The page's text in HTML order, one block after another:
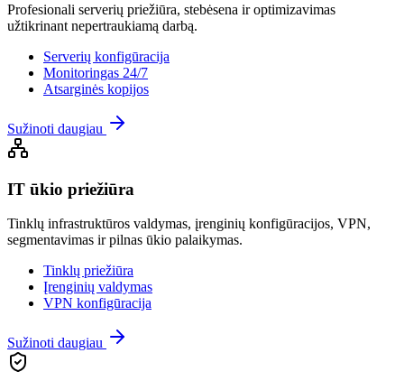
Profesionali serverių priežiūra, stebėsena ir optimizavimas
užtikrinant nepertraukiamą darbą.
Serverių konfigūracija
Monitoringas 24/7
Atsarginės kopijos
Sužinoti daugiau
IT ūkio priežiūra
Tinklų infrastruktūros valdymas, įrenginių konfigūracijos, VPN,
segmentavimas ir pilnas ūkio palaikymas.
Tinklų priežiūra
Įrenginių valdymas
VPN konfigūracija
Sužinoti daugiau